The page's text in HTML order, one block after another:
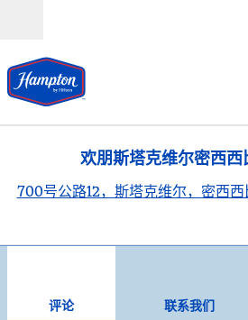
欢朋斯塔克维尔密西西
700号公路12，斯塔克维尔，密西
评论 联系我们